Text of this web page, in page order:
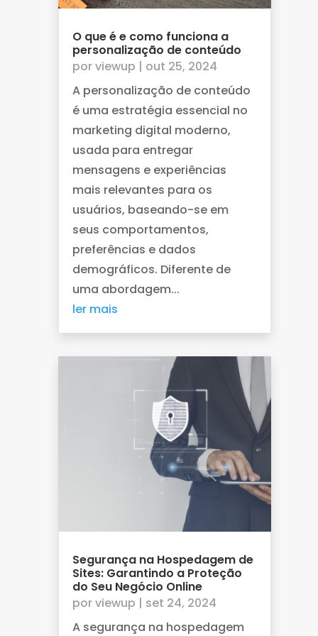
O que é e como funciona a
personalização de conteúdo
porviewup | out 25, 2024
A personalização de conteúdo
é uma estratégia essencial no
marketing digital moderno,
usada para entregar
mensagens e experiências
mais relevantes para os
usuários, baseando-se em
seus comportamentos,
preferências e dados
demográficos. Diferente de
uma abordagem...
ler mais
Segurança na Hospedagem de
Sites: Garantindo a Proteção
do Seu Negócio Online
porviewup | set 24, 2024
A segurança na hospedagem